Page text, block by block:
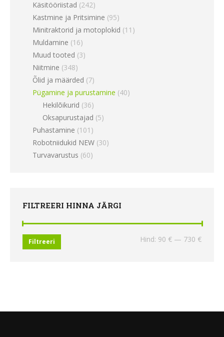
Käsitööriistad (242)
Kastmine ja Pritsimine (95)
Minitraktorid ja motoplokid (11)
Muldamine (16)
Muud tooted (3)
Niitmine (348)
Õlid ja määrded (7)
Pügamine ja purustamine (40)
Hekilõikurid (36)
Oksapurustajad (5)
Puhastamine (101)
Robotniidukid NEW (30)
Turvavarustus (60)
FILTREERI HINNA JÄRGI
Filtreeri Hind: 90 € — 730 €